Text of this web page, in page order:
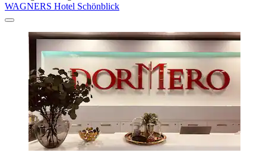
WAGNERS Hotel Schönblick